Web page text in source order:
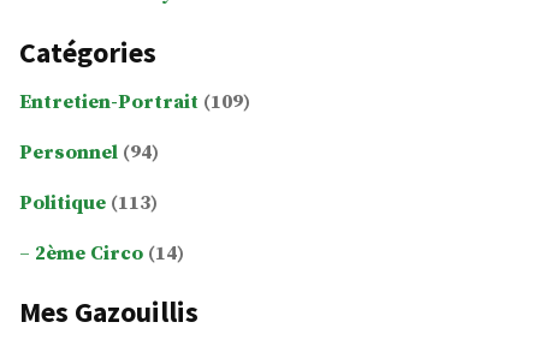
Catégories
Entretien-Portrait (109)
Personnel (94)
Politique (113)
2ème Circo (14)
Mes Gazouillis